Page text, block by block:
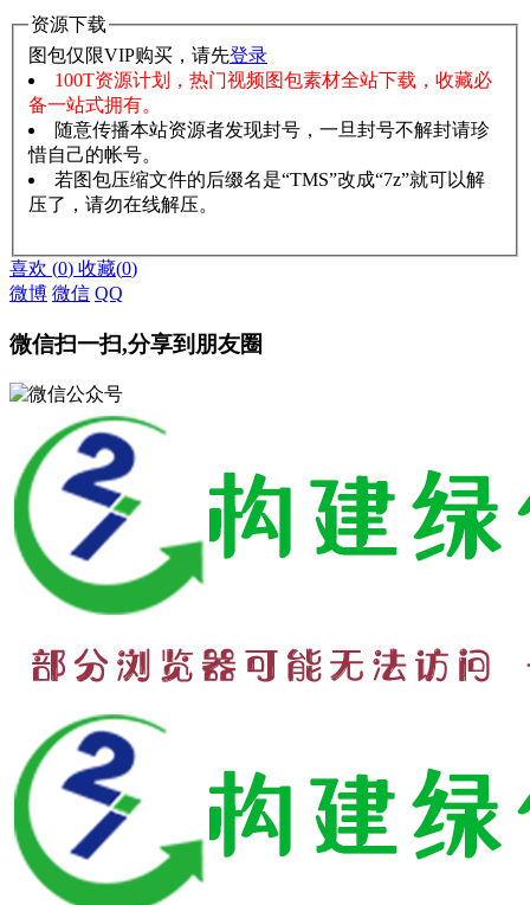
资源下载
图包仅限VIP购买，请先登录
100T资源计划，热门视频图包素材全站下载，收藏必
备一站式拥有。
随意传播本站资源者发现封号，一旦封号不解封请珍
惜自己的帐号。
若图包压缩文件的后缀名是“TMS”改成“7z”就可以解
压了，请勿在线解压。
喜欢 (0) 收藏(0)
微博 微信 QQ
微信扫一扫,分享到朋友圈